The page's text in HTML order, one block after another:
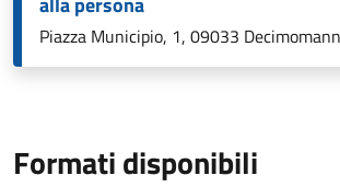
Piazza Municipio, 1, 09033
Formati disponibili